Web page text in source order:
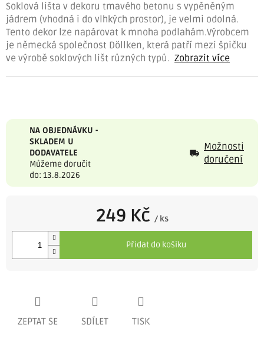
NA OBJEDNÁVKU -
SKLADEM U
DODAVATELE
Můžeme doručit
do: 13.8.2026
Možnosti
doručení
Soklová lišta v dekoru tmavého betonu s vypěněným
jádrem (vhodná i do vlhkých prostor), je velmi odolná.
Tento dekor lze napárovat k mnoha podlahám.Výrobcem
je německá společnost Döllken, která patří mezi špičku
ve výrobě soklových lišt různých typů. Zobrazit více
TISK
ZEPTAT SE SDÍLET
249 Kč / ks
Měrná
Přidat do košíku